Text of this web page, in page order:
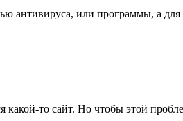
или программы, а для
то сайт. Но чтобы этой